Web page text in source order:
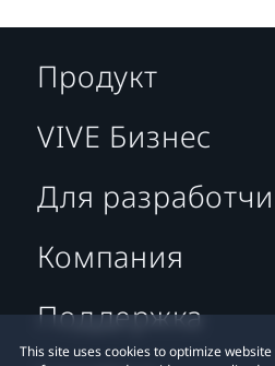
This site uses cookies to optimize
Продукт
VIVE Бизнес
Для
Компания
Поддержка